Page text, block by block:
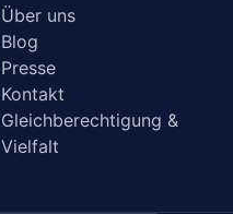
Über uns
Blog
Presse
Kontakt
Gleichberechtigung &
Vielfalt